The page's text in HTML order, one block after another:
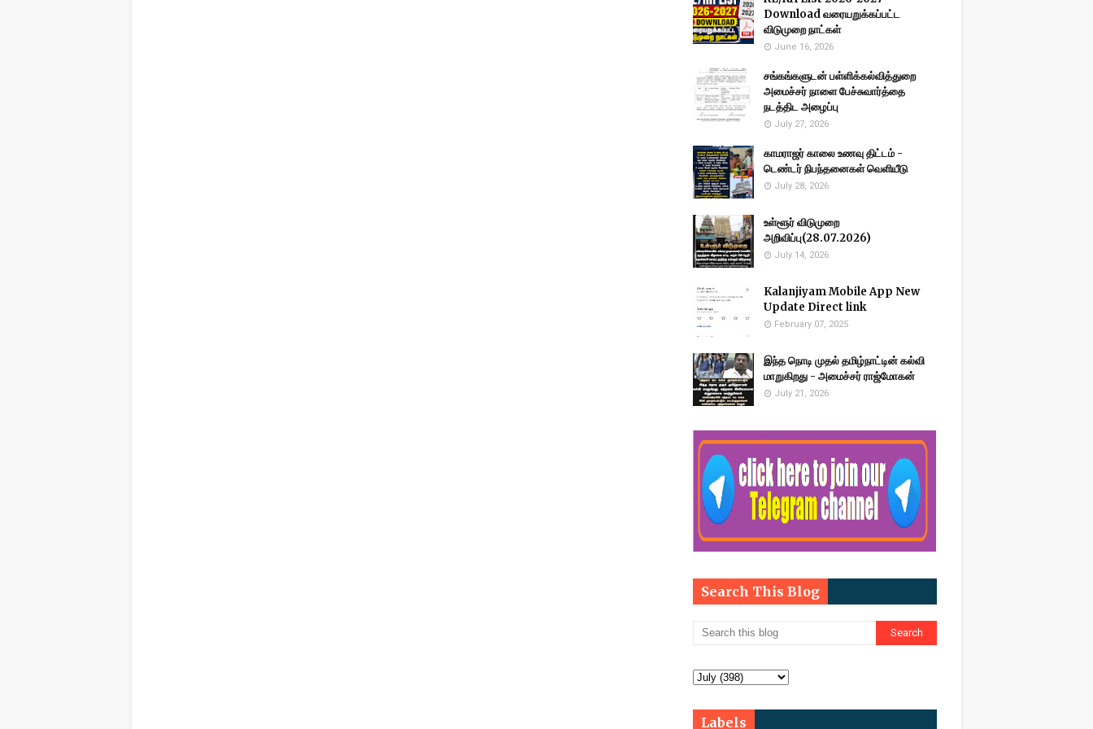
Download வரையறுக்கப்பட்ட
விடுமுறை நாட்கள்
June 16, 2026
சங்கங்களுடன் பள்ளிக்கல்வித்துறை
அமைச்சர் நாளை பேச்சுவார்த்தை
நடத்திட அழைப்பு
July 27, 2026
காமராஜர் காலை உணவு திட்டம் -
டெண்டர் நிபந்தனைகள் வெளியீடு
July 28, 2026
உள்ளூர் விடுமுறை
அறிவிப்பு(28.07.2026)
July 14, 2026
Kalanjiyam Mobile App New
Update Direct link
February 07, 2025
இந்த நொடி முதல் தமிழ்நாட்டின் கல்வி
மாறுகிறது - அமைச்சர் ராஜ்மோகன்
July 21, 2026
Search This Blog
Labels